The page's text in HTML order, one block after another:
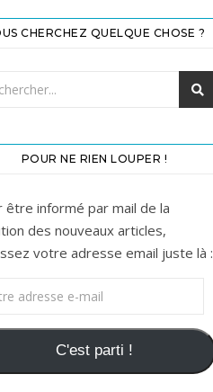
CHERCHEZ QUELQUE CHOSE ?
POUR NE RIEN LOUPER !
être informé par mail de la
des nouveaux articles,
votre adresse email juste là :
adresse e-mail
C'est parti !